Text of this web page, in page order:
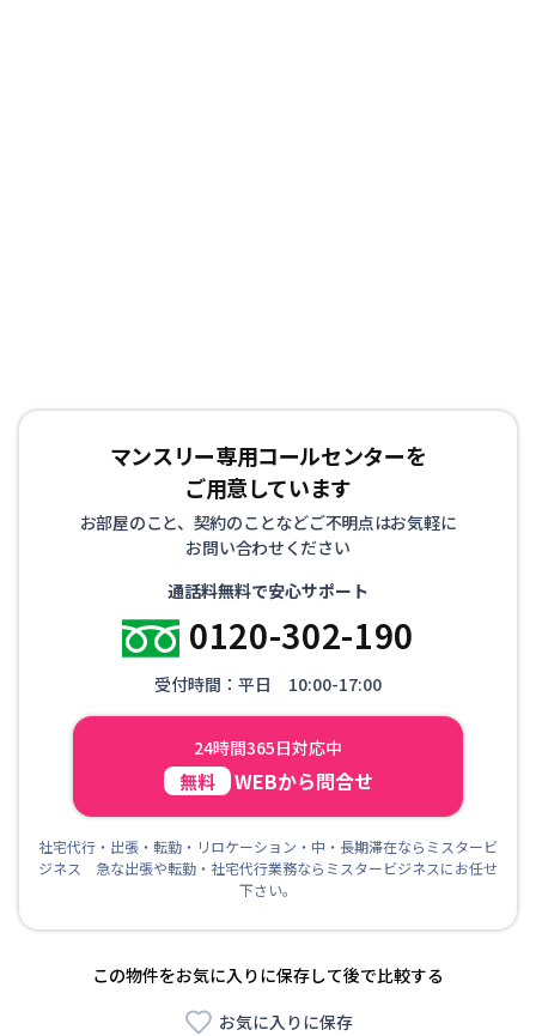
マンスリー専用コールセンターを
ご用意しています
お部屋のこと、契約のことなどご不明点はお気軽に
お問い合わせください
通話料無料で安心サポート
0120-302-190
受付時間：平日 10:00-17:00
24時間365日対応中
無料 WEBから問合せ
社宅代行・出張・転勤・リロケーション・中・長期滞在ならミスタービ
ジネス 急な出張や転勤・社宅代行業務ならミスタービジネスにお任せ
下さい。
この物件をお気に入りに保存して後で比較する
お気に入りに保存